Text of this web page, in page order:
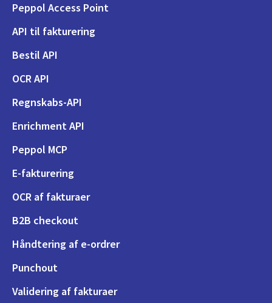
Peppol Access Point
API til fakturering
Bestil API
OCR API
Regnskabs-API
Enrichment API
Peppol MCP
E-fakturering
OCR af fakturaer
B2B checkout
Håndtering af e-ordrer
Punchout
Validering af fakturaer